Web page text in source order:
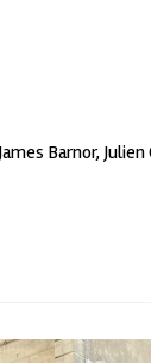
Barnor, Julien